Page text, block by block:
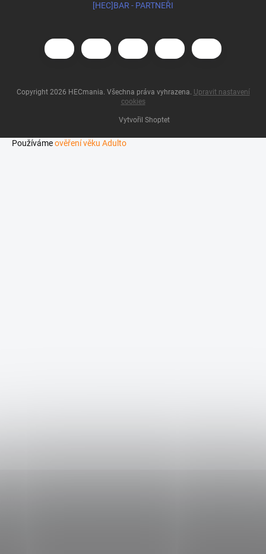
[HEC]BAR - PARTNEŘI
Vytvořil Shoptet
Copyright 2026 HECmania. Všechna práva vyhrazena. Upravit nastavení
cookies
Používámeověření věku Adulto